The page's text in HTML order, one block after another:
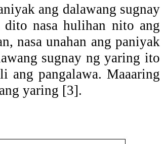
ang dalawang sugnay
nasa hulihan nito ang
nasa unahan ang paniyak
sugnay ng yaring ito
ang pangalawa. Maaaring
yaring [3].